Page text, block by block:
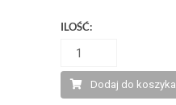
ILOŚĆ:
Dodaj do koszyka